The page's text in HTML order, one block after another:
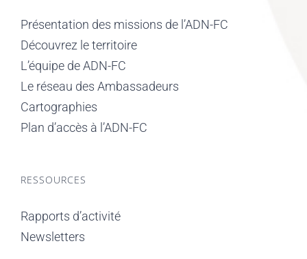
Présentation des missions de l’ADN-FC
Découvrez le territoire
L’équipe de ADN-FC
Le réseau des Ambassadeurs
Cartographies
Plan d’accès à l’ADN-FC
RESSOURCES
Rapports d’activité
Newsletters